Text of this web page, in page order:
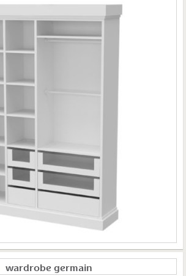
wardrobe germain